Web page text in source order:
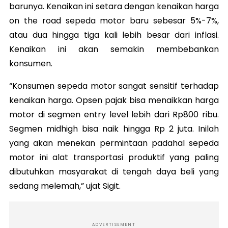
barunya. Kenaikan ini setara dengan kenaikan harga
on the road sepeda motor baru sebesar 5%-7%,
atau dua hingga tiga kali lebih besar dari inflasi.
Kenaikan ini akan semakin membebankan
konsumen.
“Konsumen sepeda motor sangat sensitif terhadap
kenaikan harga. Opsen pajak bisa menaikkan harga
motor di segmen entry level lebih dari Rp800 ribu.
Segmen midhigh bisa naik hingga Rp 2 juta. Inilah
yang akan menekan permintaan padahal sepeda
motor ini alat transportasi produktif yang paling
dibutuhkan masyarakat di tengah daya beli yang
sedang melemah,” ujat Sigit.
ADVERTISEMENT